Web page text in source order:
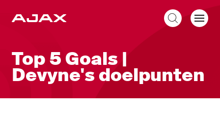
Top 5 Goals |
Devyne's doelpunten